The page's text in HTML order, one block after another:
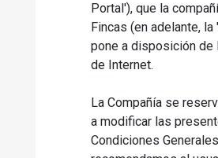
Portal'), que la
Fincas (en adelante, la
pone a disposición de
de Internet.
La Compañía se
a modificar las
Condiciones